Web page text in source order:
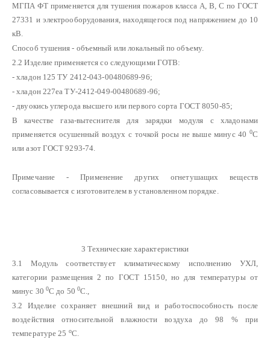
МГПА ФТ применяется для тушения пожаров класса А, В, С по ГОСТ
27331 и электрооборудования, находящегося под напряжением до 10
кВ.
Способ тушения - объемный или локальный по объему.
2.2 Изделие применяется со следующими ГОТВ:
- хладон 125 ТУ 2412-043-00480689-96;
- хладон 227еа ТУ-2412-049-00480689-96;
- двуокись углерода высшего или первого сорта ГОСТ 8050-85;
В качестве газа-вытеснителя для зарядки модуля с хладонами
применяется осушенный воздух с точкой росы не выше минус 40 0С
или азот ГОСТ 9293-74.
Примечание - Применение других огнетушащих веществ
согласовывается с изготовителем в установленном порядке.
3 Технические характеристики
3.1 Модуль соответствует климатическому исполнению УХЛ,
категории размещения 2 по ГОСТ 15150, но для температуры от
минус 30 0С до 50 0С.,
3.2 Изделие сохраняет внешний вид и работоспособность после
воздействия относительной влажности воздуха до 98 % при
температуре 25 оС.